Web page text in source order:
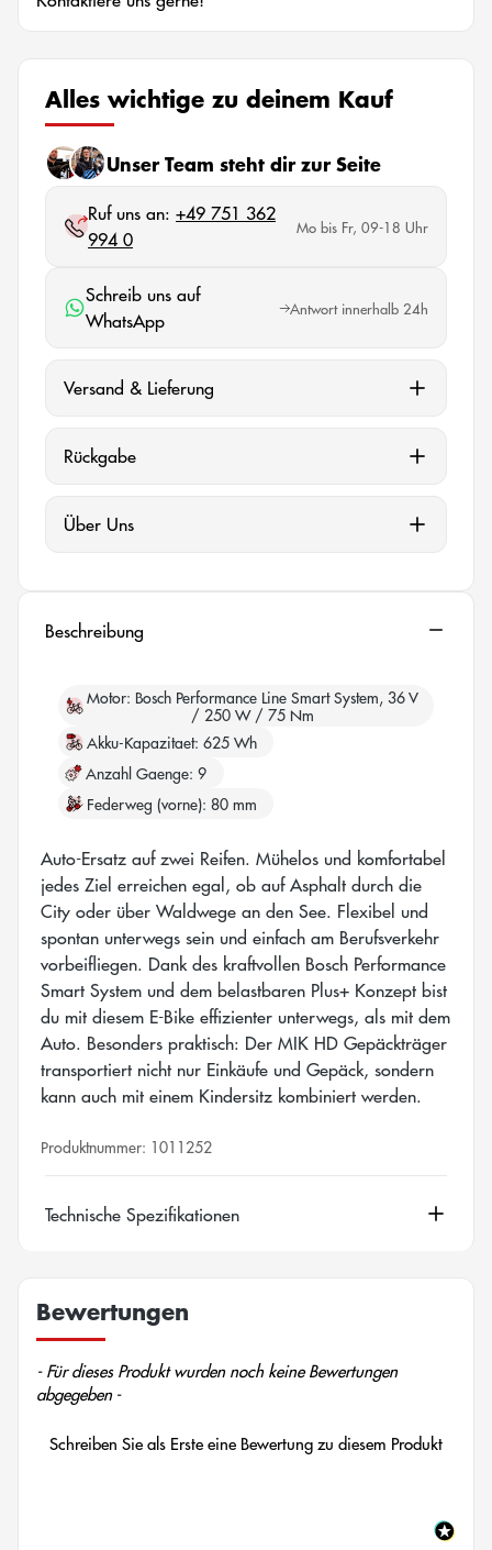
Alles wichtige zu deinem Kauf
Unser Team steht dir zur Seite
Ruf uns an: +49 751 362
994 0
Mo bis Fr, 09-18 Uhr
Schreib uns auf
WhatsApp
Antwort innerhalb 24h
Versand & Lieferung
Rückgabe
Über Uns
Beschreibung
Motor Bosch Performance Line Smart System, 36 V
/ 250 W / 75 Nm
Akku-Kapazitaet 625 Wh
Anzahl Gaenge 9
Federweg (vorne) 80 mm
Auto-Ersatz auf zwei Reifen. Mühelos und komfortabel
jedes Ziel erreichen egal, ob auf Asphalt durch die
City oder über Waldwege an den See. Flexibel und
spontan unterwegs sein und einfach am Berufsverkehr
vorbeifliegen. Dank des kraftvollen Bosch Performance
Smart System und dem belastbaren Plus+ Konzept bist
du mit diesem E-Bike effizienter unterwegs, als mit dem
Auto. Besonders praktisch: Der MIK HD Gepäckträger
transportiert nicht nur Einkäufe und Gepäck, sondern
kann auch mit einem Kindersitz kombiniert werden.
Produktnummer: 1011252
Technische Spezifikationen
Bewertungen
- Für dieses Produkt wurden noch keine Bewertungen
abgegeben -
Schreiben Sie als Erste eine Bewertung zu diesem Produkt
New content loaded